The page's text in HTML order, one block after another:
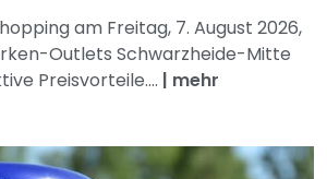
am Freitag, 7. August 2026,
Outlets Schwarzheide-Mitte
Preisvorteile.... | mehr